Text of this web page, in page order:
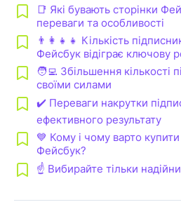
📑 Які бувають сторінки
переваги та особливості
👨‍👩‍👧‍👧 Кількість
Фейсбук відіграє ключову
🧑‍💻 Збільшення кількості
своїми силами
✔️ Переваги накрутки
ефективного результату
💙 Кому і чому варто купити
Фейсбук?
☝️ Вибирайте тільки